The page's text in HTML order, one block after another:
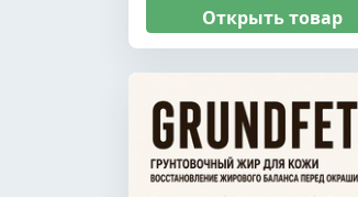
Открыть товар